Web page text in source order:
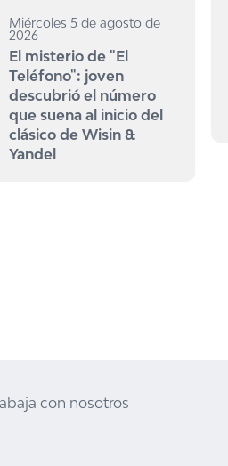
Miércoles 5 de agosto de
2026
El misterio de "El
Teléfono": joven
descubrió el número
que suena al inicio del
clásico de Wisin &
Yandel
con nosotros